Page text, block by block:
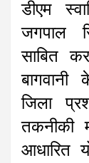
डीएम
जगपाल
साबित
जिला
तकनीकी
आधारित